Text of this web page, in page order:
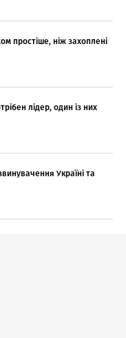
простіше, ніж захоплені
лідер, один із них
Україні та